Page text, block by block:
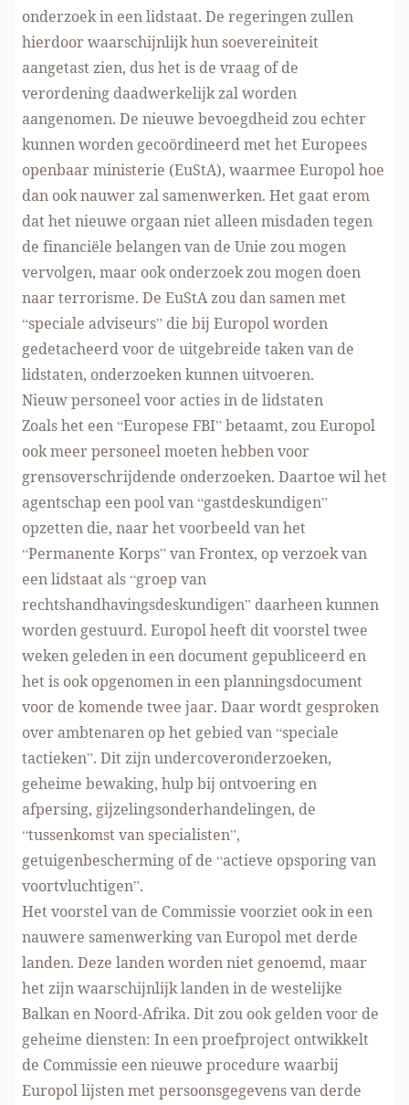
onderzoek in een lidstaat. De regeringen zullen
hierdoor waarschijnlijk hun soevereiniteit
aangetast zien, dus het is de vraag of de
verordening daadwerkelijk zal worden
aangenomen. De nieuwe bevoegdheid zou echter
kunnen worden gecoördineerd met hetEuropees
openbaar ministerie (EuStA), waarmee Europol hoe
dan ook nauwer zal samenwerken. Het gaat erom
dat het nieuwe orgaan niet alleen misdaden tegen
de financiële belangen van de Unie zou mogen
vervolgen, maar ook onderzoek zou mogen doen
naar terrorisme. De EuStA zou dan samen met
“speciale adviseurs” die bij Europol worden
gedetacheerd voor de uitgebreide taken van de
lidstaten, onderzoeken kunnen uitvoeren.
Nieuw personeel voor acties in de lidstaten
Zoals het een “Europese FBI” betaamt, zou Europol
ook meer personeel moeten hebben voor
grensoverschrijdende onderzoeken. Daartoe wil het
agentschap een pool van “gastdeskundigen”
opzetten die, naar het voorbeeld van het
“Permanente Korps” van Frontex, op verzoek van
een lidstaat als “groep van
rechtshandhavingsdeskundigen” daarheen kunnen
worden gestuurd. Europol heeft dit voorsteltwee
weken geleden in een document gepubliceerd en
het is ook opgenomen in eenplanningsdocument
voor de komende twee jaar. Daar wordt gesproken
over ambtenaren op het gebied van “speciale
tactieken”. Dit zijn undercoveronderzoeken,
geheime bewaking, hulp bij ontvoering en
afpersing, gijzelingsonderhandelingen, de
“tussenkomst van specialisten”,
getuigenbescherming of de “actieve opsporing van
voortvluchtigen”.
Het voorstel van de Commissie voorziet ook in een
nauwere samenwerking van Europol met derde
landen. Deze landen worden niet genoemd, maar
het zijn waarschijnlijk landen in de westelijke
Balkan en Noord-Afrika. Dit zou ook gelden voor de
geheime diensten: In een proefproject ontwikkelt
de Commissie een nieuwe procedure waarbij
Europol lijsten met persoonsgegevens van derde